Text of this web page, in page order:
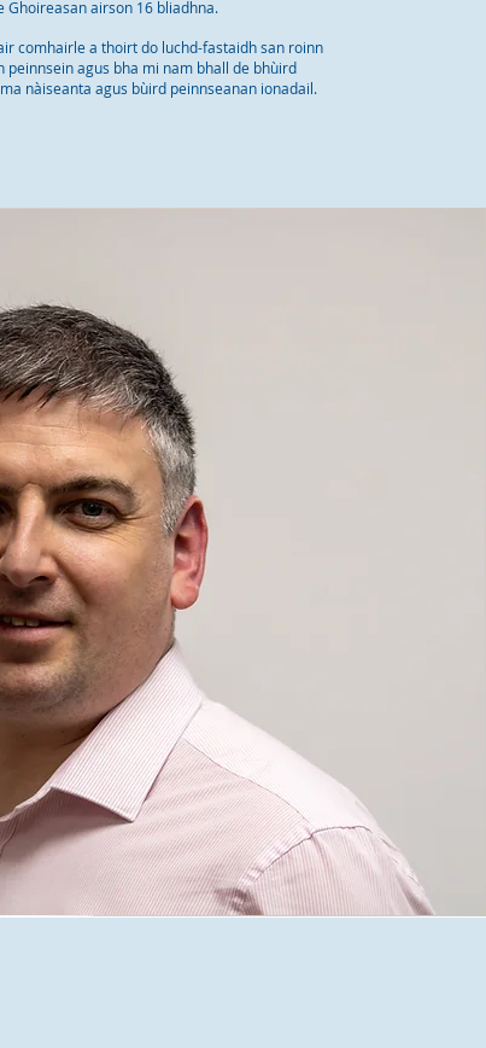
Ghoireasan airson 16 bliadhna.
comhairle a thoirt do luchd-fastaidh san roinn
peinnsein agus bha mi nam bhall de bhùird
nàiseanta agus bùird peinnseanan ionadail.